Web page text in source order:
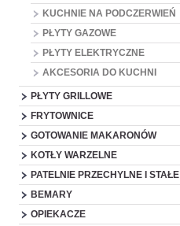
KUCHNIE NA PODCZERWIEŃ
PŁYTY GAZOWE
PŁYTY ELEKTRYCZNE
AKCESORIA DO KUCHNI
PŁYTY GRILLOWE
FRYTOWNICE
GOTOWANIE MAKARONÓW
KOTŁY WARZELNE
PATELNIE PRZECHYLNE I STAŁE
BEMARY
OPIEKACZE